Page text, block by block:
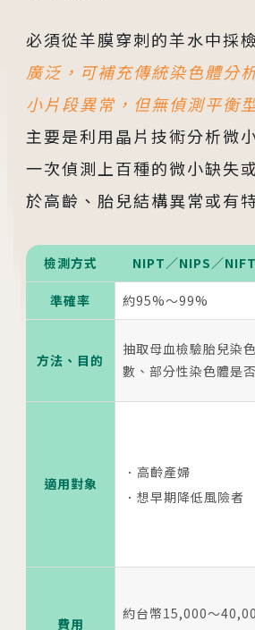
台中總院
必須從羊膜穿刺的羊水中採
廣泛，可補充傳統染色體分
小片段異常，但無偵測平衡
主要是利用晶片技術分析微
一次偵測上百種的微小缺失
於高齡、胎兒結構異常或有
檢測方式 NIPT／NIPS／
準確率 約95%～99%
方法、目的
抽取母血檢驗胎兒染
數、部分性染色體是
適用對象
高齡產婦
想早期降低風險者
費用
約台幣15,000～